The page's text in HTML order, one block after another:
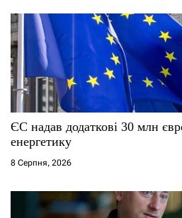
ЄС надав додаткові 30 млн
енергетику
8 Серпня, 2026